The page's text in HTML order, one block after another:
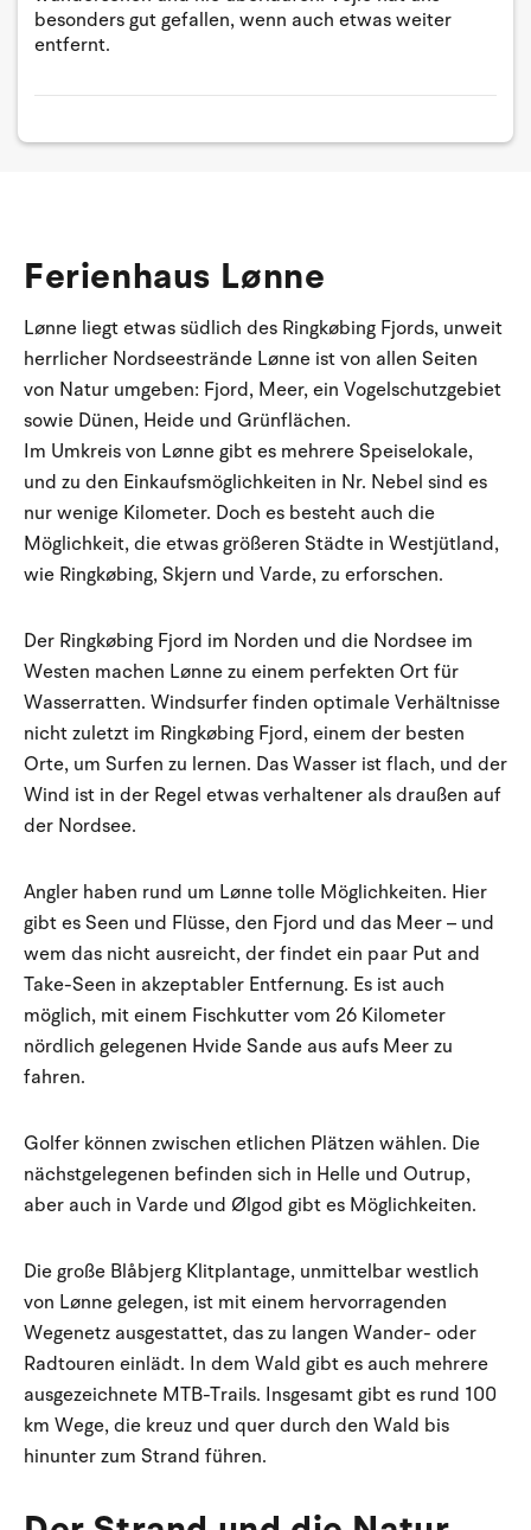
besonders gut gefallen, wenn auch etwas weiter
entfernt.
Ferienhaus Lønne
Lønne liegt etwas südlich des Ringkøbing Fjords, unweit
herrlicher Nordseestrände Lønne ist von allen Seiten
von Natur umgeben: Fjord, Meer, ein Vogelschutzgebiet
sowie Dünen, Heide und Grünflächen.
Im Umkreis von Lønne gibt es mehrere Speiselokale,
und zu den Einkaufsmöglichkeiten in Nr. Nebel sind es
nur wenige Kilometer. Doch es besteht auch die
Möglichkeit, die etwas größeren Städte in Westjütland,
wie Ringkøbing, Skjern und Varde, zu erforschen.
Der Ringkøbing Fjord im Norden und die Nordsee im
Westen machen Lønne zu einem perfekten Ort für
Wasserratten. Windsurfer finden optimale Verhältnisse
nicht zuletzt im Ringkøbing Fjord, einem der besten
Orte, um Surfen zu lernen. Das Wasser ist flach, und der
Wind ist in der Regel etwas verhaltener als draußen auf
der Nordsee.
Angler haben rund um Lønne tolle Möglichkeiten. Hier
gibt es Seen und Flüsse, den Fjord und das Meer – und
wem das nicht ausreicht, der findet ein paar Put and
Take-Seen in akzeptabler Entfernung. Es ist auch
möglich, mit einem Fischkutter vom 26 Kilometer
nördlich gelegenen Hvide Sande aus aufs Meer zu
fahren.
Golfer können zwischen etlichen Plätzen wählen. Die
nächstgelegenen befinden sich in Helle und Outrup,
aber auch in Varde und Ølgod gibt es Möglichkeiten.
Die große Blåbjerg Klitplantage, unmittelbar westlich
von Lønne gelegen, ist mit einem hervorragenden
Wegenetz ausgestattet, das zu langen Wander- oder
Radtouren einlädt. In dem Wald gibt es auch mehrere
ausgezeichnete MTB-Trails. Insgesamt gibt es rund 100
km Wege, die kreuz und quer durch den Wald bis
hinunter zum Strand führen.